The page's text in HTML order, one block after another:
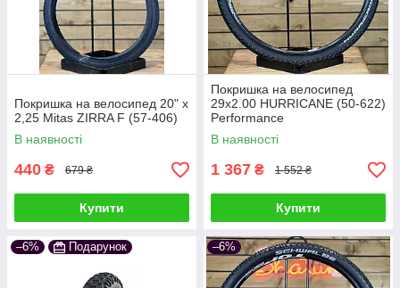
На що звернути увагу
при виборі
Покришка на велосипед 20" x
2,25 Mitas ZIRRA F (57-406)
В наявності
440 ₴ 679 ₴
Купити
Покришка на велосипед
29x2.00 HURRICANE (50-622)
Performance
В наявності
1 367 ₴ 1 552 ₴
Купити
–6% Подарунок –6%